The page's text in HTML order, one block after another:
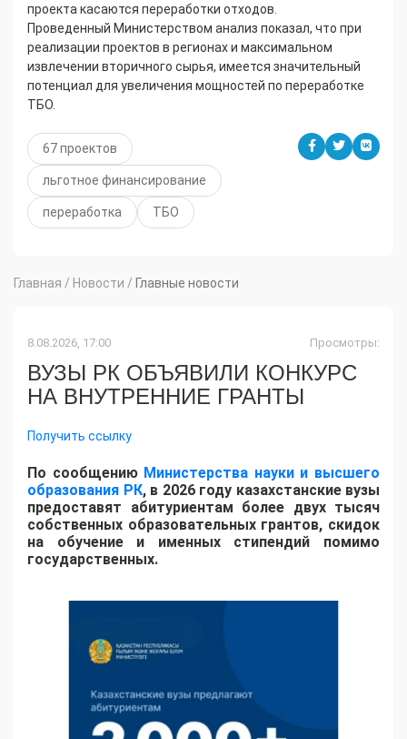
проекта касаются переработки отходов.
Проведенный Министерством анализ показал, что при
реализации проектов в регионах и максимальном
извлечении вторичного сырья, имеется значительный
потенциал для увеличения мощностей по переработке
ТБО.
67 проектов
льготное финансирование
переработка ТБО
Главная / Новости / Главные новости
8.08.2026, 17:00 Просмотры:
ВУЗЫ РК ОБЪЯВИЛИ КОНКУРС
НА ВНУТРЕННИЕ ГРАНТЫ
Получить ссылку
По сообщению Министерства науки и высшего
образования РК, в 2026 году казахстанские вузы
предоставят абитуриентам более двух тысяч
собственных образовательных грантов, скидок
на обучение и именных стипендий помимо
государственных.